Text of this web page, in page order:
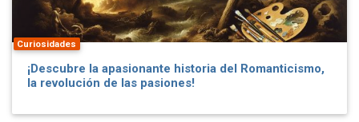
Curiosidades
¡Descubre la apasionante historia del Romanticismo,
la revolución de las pasiones!